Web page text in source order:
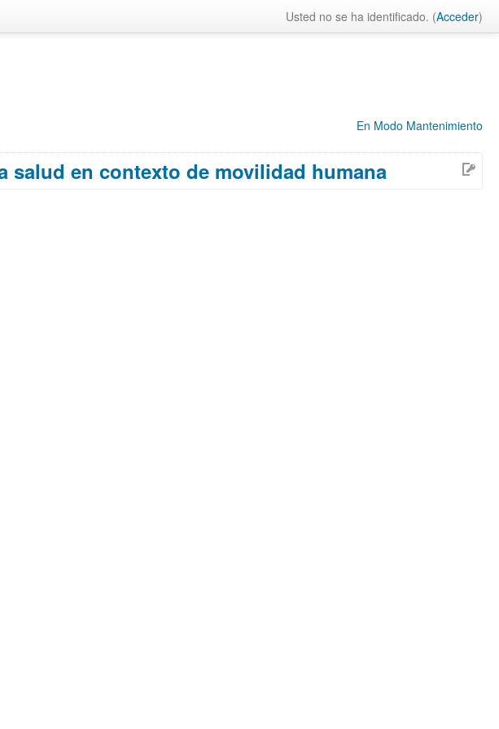
Usted no se ha identificado. (Acceder)
En Modo Mantenimiento
salud en contexto de movilidad humana